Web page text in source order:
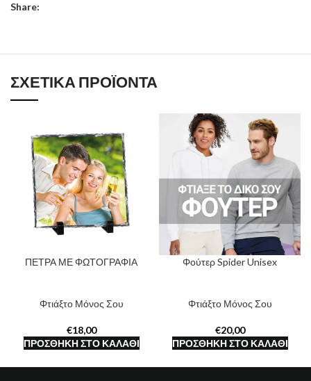
Share:
ΣΧΕΤΙΚΆ ΠΡΟΪΌΝΤΑ
ΠΕΤΡΑ ΜΕ ΦΩΤΟΓΡΑΦΙΑ
Φτιάξτο Μόνος Σου
€
ΠΡΟΣΘΉΚΗ ΣΤΟ ΚΑΛΆΘΙ
Φούτερ Spider Unisex
Φτιάξτο Μόνος Σου
€
ΠΡΟΣΘΉΚΗ ΣΤΟ ΚΑΛΆΘΙ